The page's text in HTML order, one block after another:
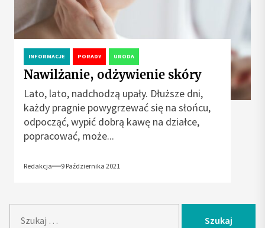
INFORMACJE PORADY URODA
Nawilżanie, odżywienie skóry
Lato, lato, nadchodzą upały. Dłuższe dni,
każdy pragnie powygrzewać się na słońcu,
odpocząć, wypić dobrą kawę na działce,
popracować, może...
Redakcja 9 Października 2021